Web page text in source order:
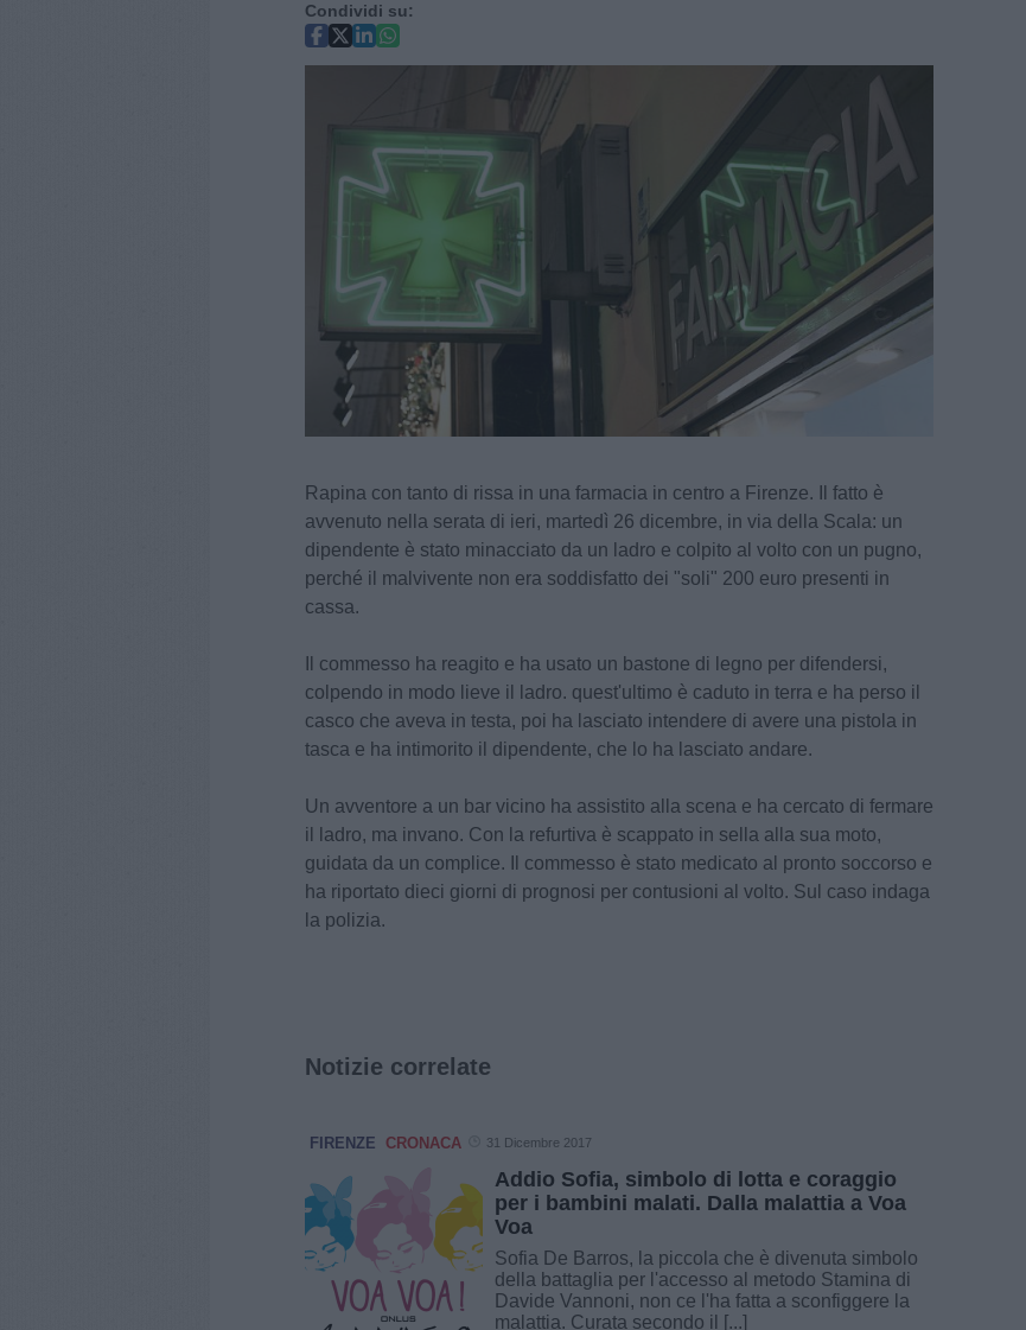
Condividi su:
Rapina con tanto di rissa in una farmacia in centro a Firenze. Il fatto è
avvenuto nella serata di ieri, martedì 26 dicembre, in via della Scala: un
dipendente è stato minacciato da un ladro e colpito al volto con un pugno,
perché il malvivente non era soddisfatto dei "soli" 200 euro presenti in
cassa.
Il commesso ha reagito e ha usato un bastone di legno per difendersi,
colpendo in modo lieve il ladro. quest'ultimo è caduto in terra e ha perso il
casco che aveva in testa, poi ha lasciato intendere di avere una pistola in
tasca e ha intimorito il dipendente, che lo ha lasciato andare.
Un avventore a un bar vicino ha assistito alla scena e ha cercato di fermare
il ladro, ma invano. Con la refurtiva è scappato in sella alla sua moto,
guidata da un complice. Il commesso è stato medicato al pronto soccorso e
ha riportato dieci giorni di prognosi per contusioni al volto. Sul caso indaga
la polizia.
Notizie correlate
FIRENZE CRONACA 31 Dicembre 2017
Addio Sofia, simbolo di lotta e coraggio
per i bambini malati. Dalla malattia a Voa
Voa
Sofia De Barros, la piccola che è divenuta simbolo
della battaglia per l'accesso al metodo Stamina di
Davide Vannoni, non ce l'ha fatta a sconfiggere la
malattia. Curata secondo il [...]